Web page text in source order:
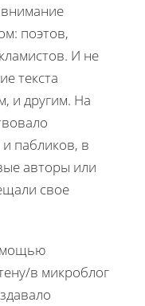
внимание
поэтов,
И не
текста
и другим. На
пабликов, в
авторы или
свое
в микроблог